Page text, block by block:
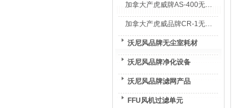
加拿大产虎威牌AS-400无尘室专用吸尘器
加拿大产虎威品牌CR-1无尘室专用吸尘器
沃尼风品牌无尘室耗材
沃尼风品牌净化设备
沃尼风品牌滤网产品
FFU风机过滤单元